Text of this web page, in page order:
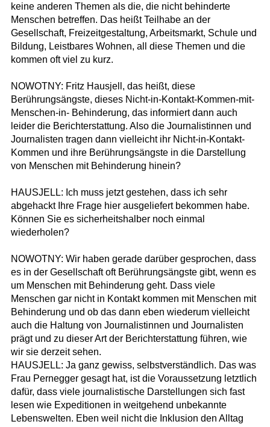
keine anderen Themen als die, die nicht behinderte
Menschen betreffen. Das heißt Teilhabe an der
Gesellschaft, Freizeitgestaltung, Arbeitsmarkt, Schule und
Bildung, Leistbares Wohnen, all diese Themen und die
kommen oft viel zu kurz.
NOWOTNY: Fritz Hausjell, das heißt, diese
Berührungsängste, dieses Nicht-in-Kontakt-Kommen-mit-
Menschen-in- Behinderung, das informiert dann auch
leider die Berichterstattung. Also die Journalistinnen und
Journalisten tragen dann vielleicht ihr Nicht-in-Kontakt-
Kommen und ihre Berührungsängste in die Darstellung
von Menschen mit Behinderung hinein?
HAUSJELL: Ich muss jetzt gestehen, dass ich sehr
abgehackt Ihre Frage hier ausgeliefert bekommen habe.
Können Sie es sicherheitshalber noch einmal
wiederholen?
NOWOTNY: Wir haben gerade darüber gesprochen, dass
es in der Gesellschaft oft Berührungsängste gibt, wenn es
um Menschen mit Behinderung geht. Dass viele
Menschen gar nicht in Kontakt kommen mit Menschen mit
Behinderung und ob das dann eben wiederum vielleicht
auch die Haltung von Journalistinnen und Journalisten
prägt und zu dieser Art der Berichterstattung führen, wie
wir sie derzeit sehen.
HAUSJELL: Ja ganz gewiss, selbstverständlich. Das was
Frau Pernegger gesagt hat, ist die Voraussetzung letztlich
dafür, dass viele journalistische Darstellungen sich fast
lesen wie Expeditionen in weitgehend unbekannte
Lebenswelten. Eben weil nicht die Inklusion den Alltag